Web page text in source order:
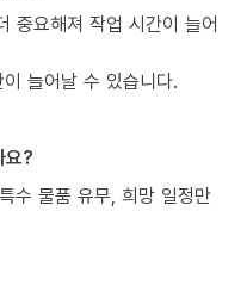
중요해져 작업 시간이 늘어
늘어날 수 있습니다.
요?
수 물품 유무, 희망 일정만